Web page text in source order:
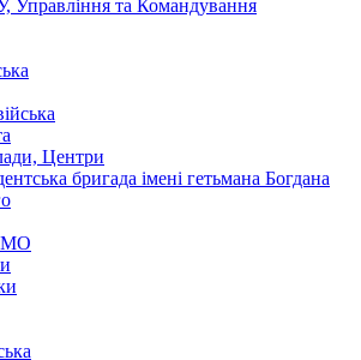
та Командування
Центри
бригада імені гетьмана Богдана
МО